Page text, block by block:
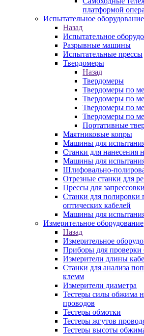
платформой
Испытательное оборудование
Назад
Испытательное
Разрывные машины
Испытательные прессы
Твердомеры
Назад
Твердомеры
Твердомеры по
Твердомеры по
Твердомеры по
Твердомеры по
Портативные
Маятниковые копры
Машины для
Станки для нанесения
Машины для
Шлифовально-
Отрезные станки для
Прессы для
Станки для полировки
оптических кабелей
Машины для испытания
Измерительное оборудование
Назад
Измерительное
Приборы для проверки
Измерители длины
Станки для анализа
клемм
Измерители диаметра
Тестеры силы обжима
проводов
Тестеры обмотки
Тестеры жгутов
Тестеры высоты